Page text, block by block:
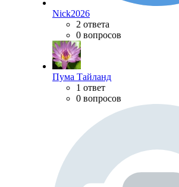
Nick2026
2 ответа
0 вопросов
Пума Тайланд
1 ответ
0 вопросов